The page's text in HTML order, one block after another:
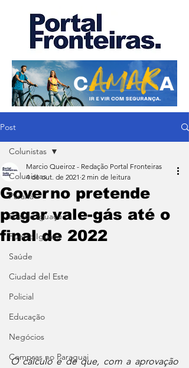
Post
Colunistas
Paraná
Foz do Iguaçu
Puerto Iguazu
Saúde
Ciudad del Este
Policial
Educação
Negócios
Compras no Paraguai
Colunistas
Governo pretende
pagar vale-gás até o
final de 2022
Marcio Queiroz - Redação Portal Fronteiras
4 de out. de 2021 2 min de leitura
O cálculo é de que, com a aprovação